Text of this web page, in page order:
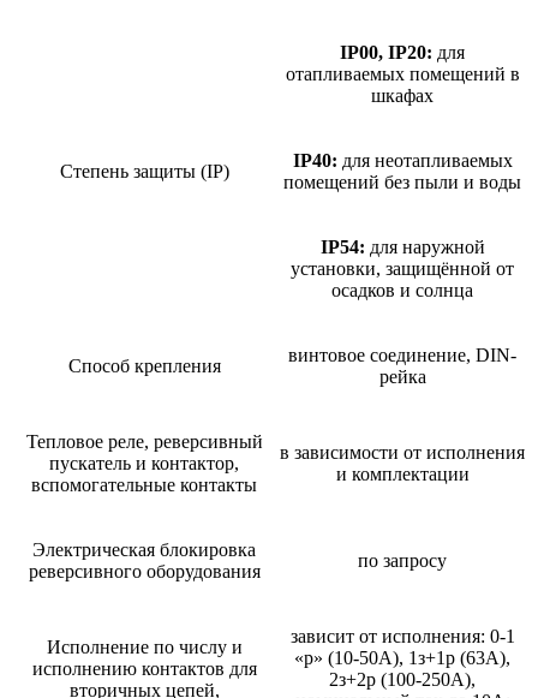
Степень защиты (IP)
IP00, IP20: для
отапливаемых помещений в
шкафах
IP40: для неотапливаемых
помещений без пыли и воды
IP54: для наружной
установки, защищённой от
осадков и солнца
Способ крепления
винтовое соединение, DIN-
рейка
Тепловое реле, реверсивный
пускатель и контактор,
вспомогательные контакты
в зависимости от исполнения
и комплектации
Электрическая блокировка
реверсивного оборудования
по запросу
Исполнение по числу и
исполнению контактов для
вторичных цепей,
зависит от исполнения: 0-1
«р» (10-50А), 1з+1р (63А),
2з+2р (100-250А),